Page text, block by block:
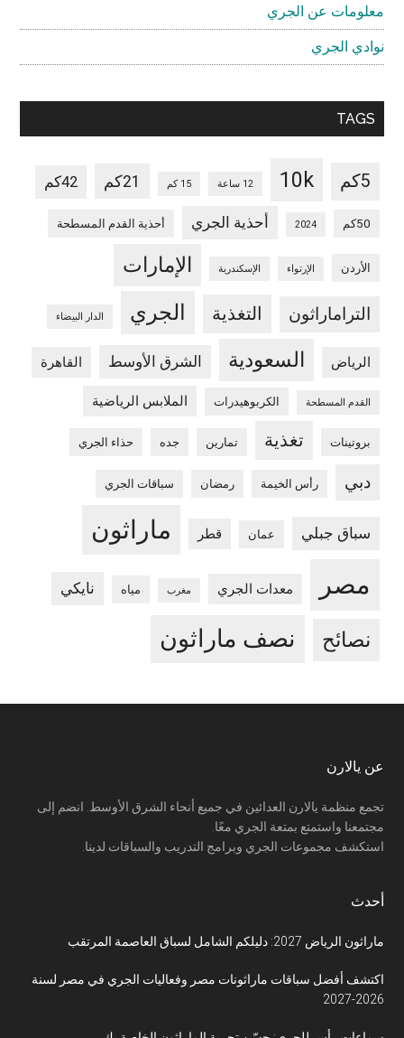
معلومات عن الجري
نوادي الجري
TAGS
5كم 10k 12 ساعة 15 كم 21كم 42كم
50كم 2024 أحذية الجري أحذية القدم المسطحة
الأردن الإرتواء الإسكندرية الإمارات
التراماراثون التغذية الجري الدار البيضاء
الرياض السعودية الشرق الأوسط القاهرة
القدم المسطحة الكربوهيدرات الملابس الرياضية
بروتينات تغذية تمارين جده حذاء الجري
دبي رأس الخيمة رمضان سباقات الجري
سباق جبلي عمان قطر ماراثون
مصر معدات الجري مغرب مياه نايكي
نصائح نصف ماراثون
Footer
عن يالارن
تجمع منظمة يالارن العدائين في جميع أنحاء الشرق الأوسط. انضم إلى
مجتمعنا واستمتع بمتعة الجري معًا.
استكشف مجموعات الجري وبرامج التدريب والسباقات لدينا.
أحدث
ماراثون الرياض 2027: دليلكم الشامل لسباق العاصمة المرتقب
اكتشف أفضل سباقات ماراثونات مصر وفعاليات الجري في مصر لسنة
2026-2027